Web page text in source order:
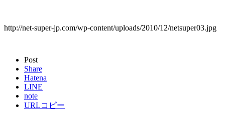
http://net-super-jp.com/wp-content/uploads/2010/12/netsuper03.jpg
Post
Share
Hatena
LINE
note
URLコピー